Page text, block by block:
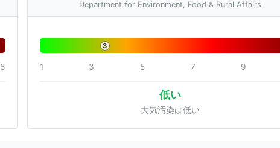
6
Department for Environment, Food & Rural Affairs
3
1 3 5 7 9
低い
大気汚染は低い